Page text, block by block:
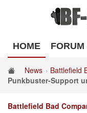
HOME FORUM
News Battlefield
Punkbuster-Support
Battlefield Bad